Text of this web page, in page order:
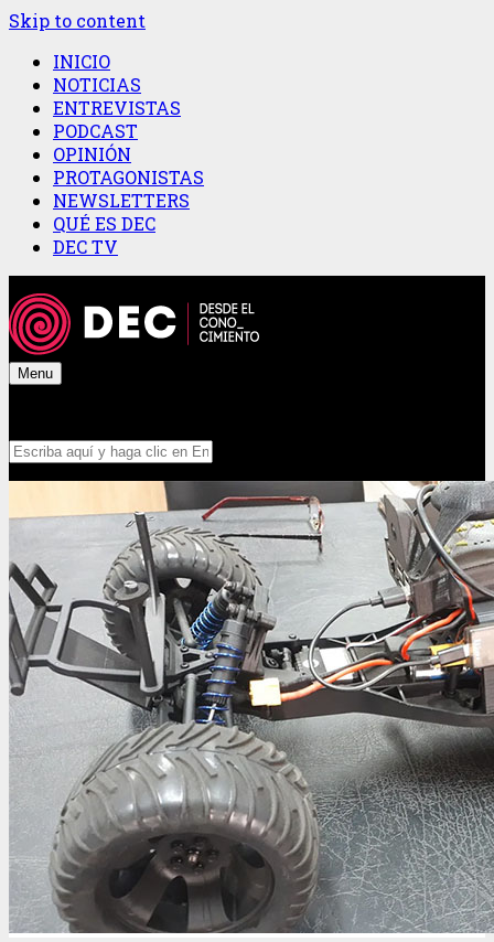
Skip to content
INICIO
NOTICIAS
ENTREVISTAS
PODCAST
OPINIÓN
PROTAGONISTAS
NEWSLETTERS
QUÉ ES DEC
DEC TV
Menu